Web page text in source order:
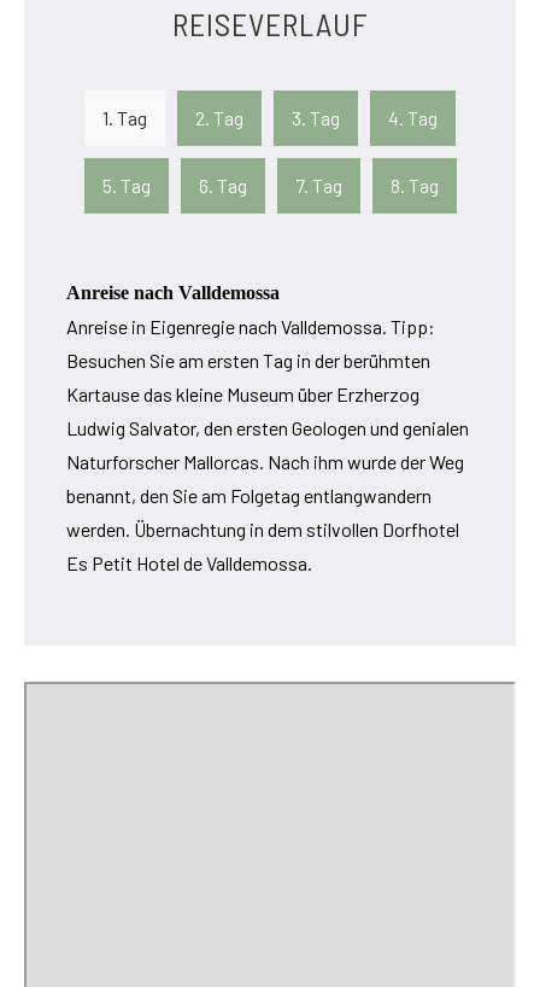
REISEVERLAUF
1. Tag 2. Tag 3. Tag 4. Tag
5. Tag 6. Tag 7. Tag 8. Tag
Anreise nach Valldemossa
Anreise in Eigenregie nach Valldemossa. Tipp:
Besuchen Sie am ersten Tag in der berühmten
Kartause das kleine Museum über Erzherzog
Ludwig Salvator, den ersten Geologen und genialen
Naturforscher Mallorcas. Nach ihm wurde der Weg
benannt, den Sie am Folgetag entlangwandern
werden. Übernachtung in dem stilvollen Dorfhotel
Es Petit Hotel de Valldemossa.